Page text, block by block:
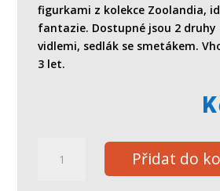
figurkami z kolekce Zoolandia,
fantazie. Dostupné jsou 2 druhy
vidlemi, sedlák se smetákem.
3 let.
zvířátka
Přidat do